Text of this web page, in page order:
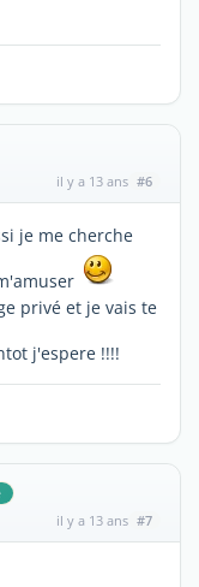
il y a 13 ans #6
je me cherche
privé et je vais te
j'espere !!!!
il y a 13 ans #7